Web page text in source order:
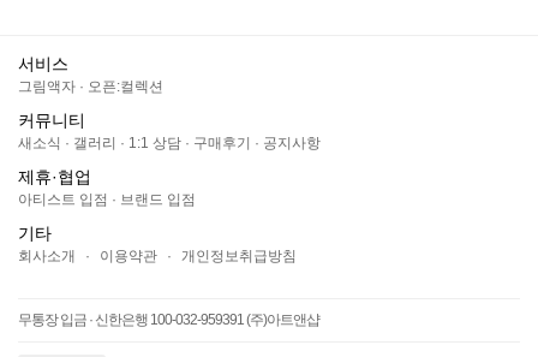
서비스
그림액자 · 오픈:컬렉션
커뮤니티
새소식 · 갤러리 · 1:1 상담 · 구매후기 · 공지사항
제휴·협업
아티스트 입점 · 브랜드 입점
기타
회사소개 · 이용약관 · 개인정보취급방침
무통장 입금 · 신한은행 100-032-959391 (주)아트앤샵